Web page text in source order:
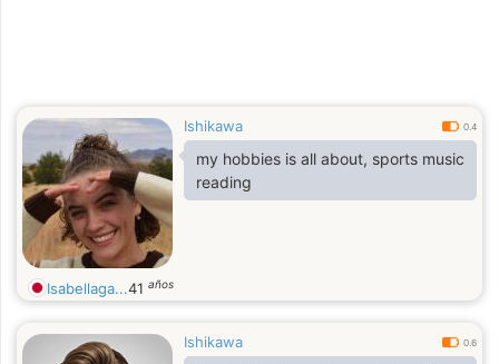
Ishikawa 0.4
my hobbies is all about, sports music
reading
Isabellaga...41 años
Ishikawa 0.6